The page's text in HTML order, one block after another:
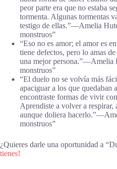
peor parte era que no estaba
tormenta. Algunas tormentas
testigo de ellas.”―Amelia
monstruos”
“Eso no es amor; el amor es
tiene defectos, pero lo amas
una mejor persona.”―Amelia
monstruos”
“El duelo no se volvía más
apaciguar a los que quedaban
encontraste formas de vivir
Aprendiste a volver a respirar,
aunque doliera
monstruos”
¿Quieres darle una oportunidad a
tienes!